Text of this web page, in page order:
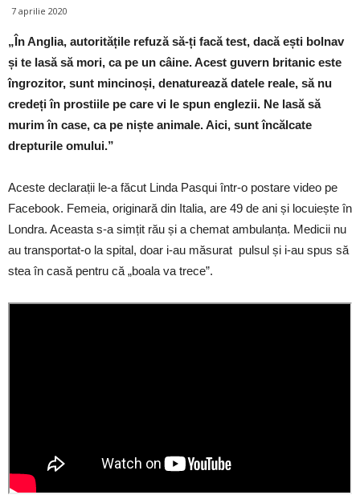
7 aprilie 2020
„În Anglia, autoritățile refuză să-ți facă test, dacă ești bolnav
și te lasă să mori, ca pe un câine. Acest guvern britanic este
îngrozitor, sunt mincinoși, denaturează datele reale, să nu
credeți în prostiile pe care vi le spun englezii. Ne lasă să
murim în case, ca pe niște animale. Aici, sunt încălcate
drepturile omului.”
Aceste declarații le-a făcut Linda Pasqui într-o postare video pe
Facebook. Femeia, originară din Italia, are 49 de ani și locuiește în
Londra. Aceasta s-a simțit rău și a chemat ambulanța. Medicii nu
au transportat-o la spital, doar i-au măsurat pulsul și i-au spus să
stea în casă pentru că „boala va trece”.